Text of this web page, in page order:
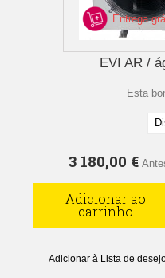
Entrega
EVI AR /
Esta
3 180,00 €
Adicionar ao
carrinho
Adicionar à Lista de